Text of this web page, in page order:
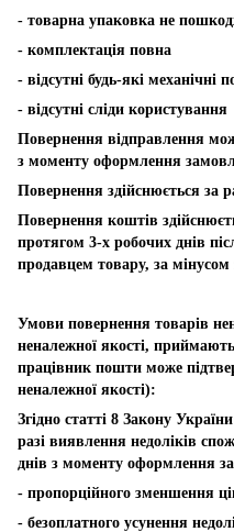
- товарна упаковка не
- комплектація повна
- відсутні будь-які механічні
- відсутні сліди користування
Повернення відправлення
з моменту оформлення
Повернення здійснюється за
Повернення коштів
протягом 3-х робочих днів
продавцем товару, за мінусом
Умови повернення товарів
неналежної якості,
працівник пошти може
неналежної якості):
Згідно статті 8 Закону
разі виявлення недоліків
днів з моменту оформлення
- пропорційного зменшення
- безоплатного усунення